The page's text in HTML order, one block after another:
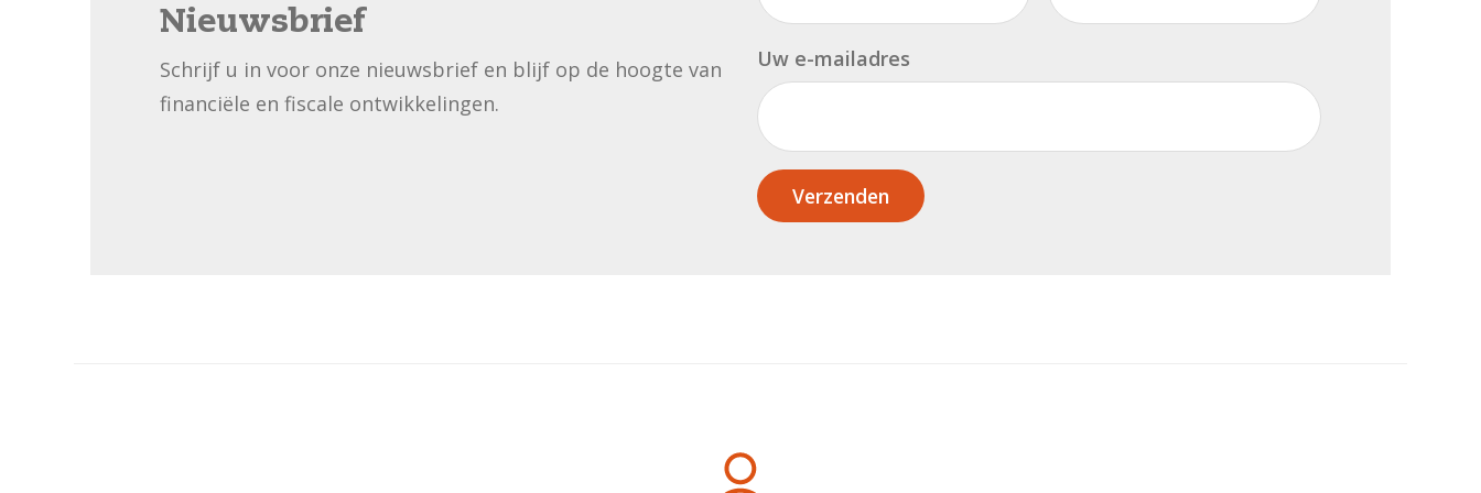
Nieuwsbrief
Schrijf u in voor onze nieuwsbrief en blijf op de hoogte van
financiële en fiscale ontwikkelingen.
Uw e-mailadres
Verzenden